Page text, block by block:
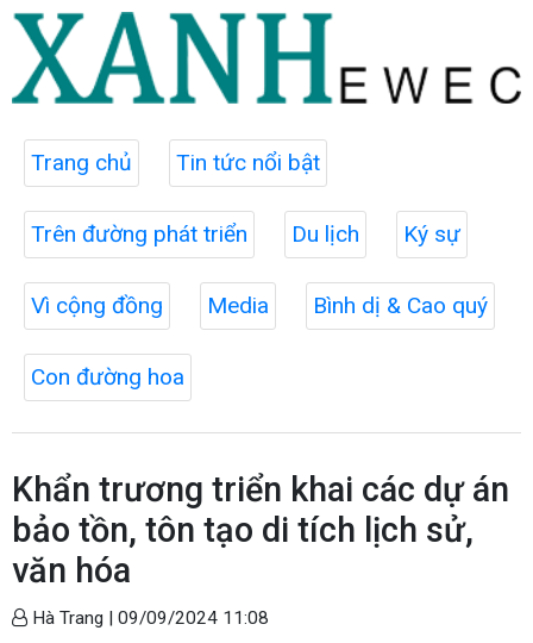
Trang chủ Tin tức nổi bật
Trên đường phát triển Du lịch Ký sự
Vì cộng đồng Media Bình dị & Cao quý
Con đường hoa
Khẩn trương triển khai các dự án
bảo tồn, tôn tạo di tích lịch sử,
văn hóa
Hà Trang | 09/09/2024 11:08